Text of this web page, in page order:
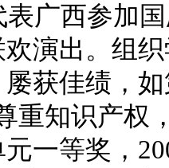
表广西参加
演出。组
获佳绩，
重知识产权
一等奖，